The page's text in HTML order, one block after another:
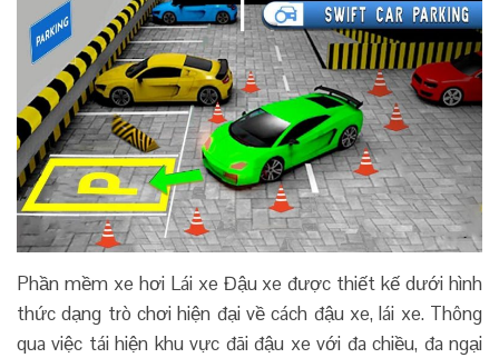
Phần mềm xe hơi Lái xe Đậu xe được thiết kế dưới hình
thức dạng trò chơi hiện đại về cách đậu xe, lái xe. Thông
qua việc tái hiện khu vực đãi đậu xe với đa chiều, đa ngại